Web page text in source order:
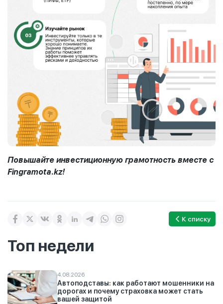
Повышайте инвестиционную грамотность вместе с
Fingramota.kz!
К списку
Топ недели
4.08.2026
Автоподставы: как работают мошенники на
дорогах и почему страховка может стать
вашей защитой